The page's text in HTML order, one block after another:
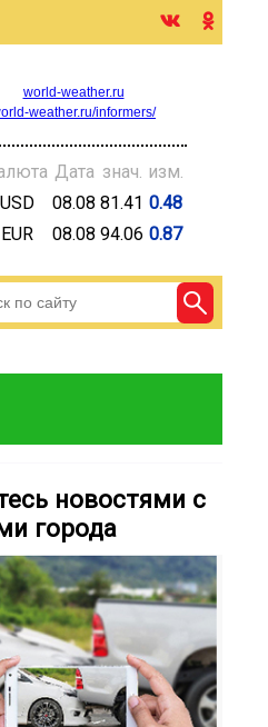
world-weather.ru
weather.ru/informers/
Дата знач. изм.
USD 08.08 81.41 0.48
EUR 08.08 94.06 0.87
новостями с
города